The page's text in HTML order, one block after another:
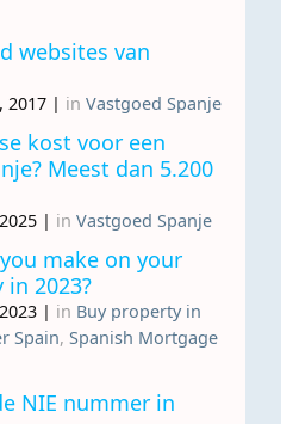
websites van
2017 | in Vastgoed Spanje
kost voor een
Meest dan 5.200
| in Vastgoed Spanje
make on your
in 2023?
| in Buy property in
Spain, Spanish Mortgage
NIE nummer in